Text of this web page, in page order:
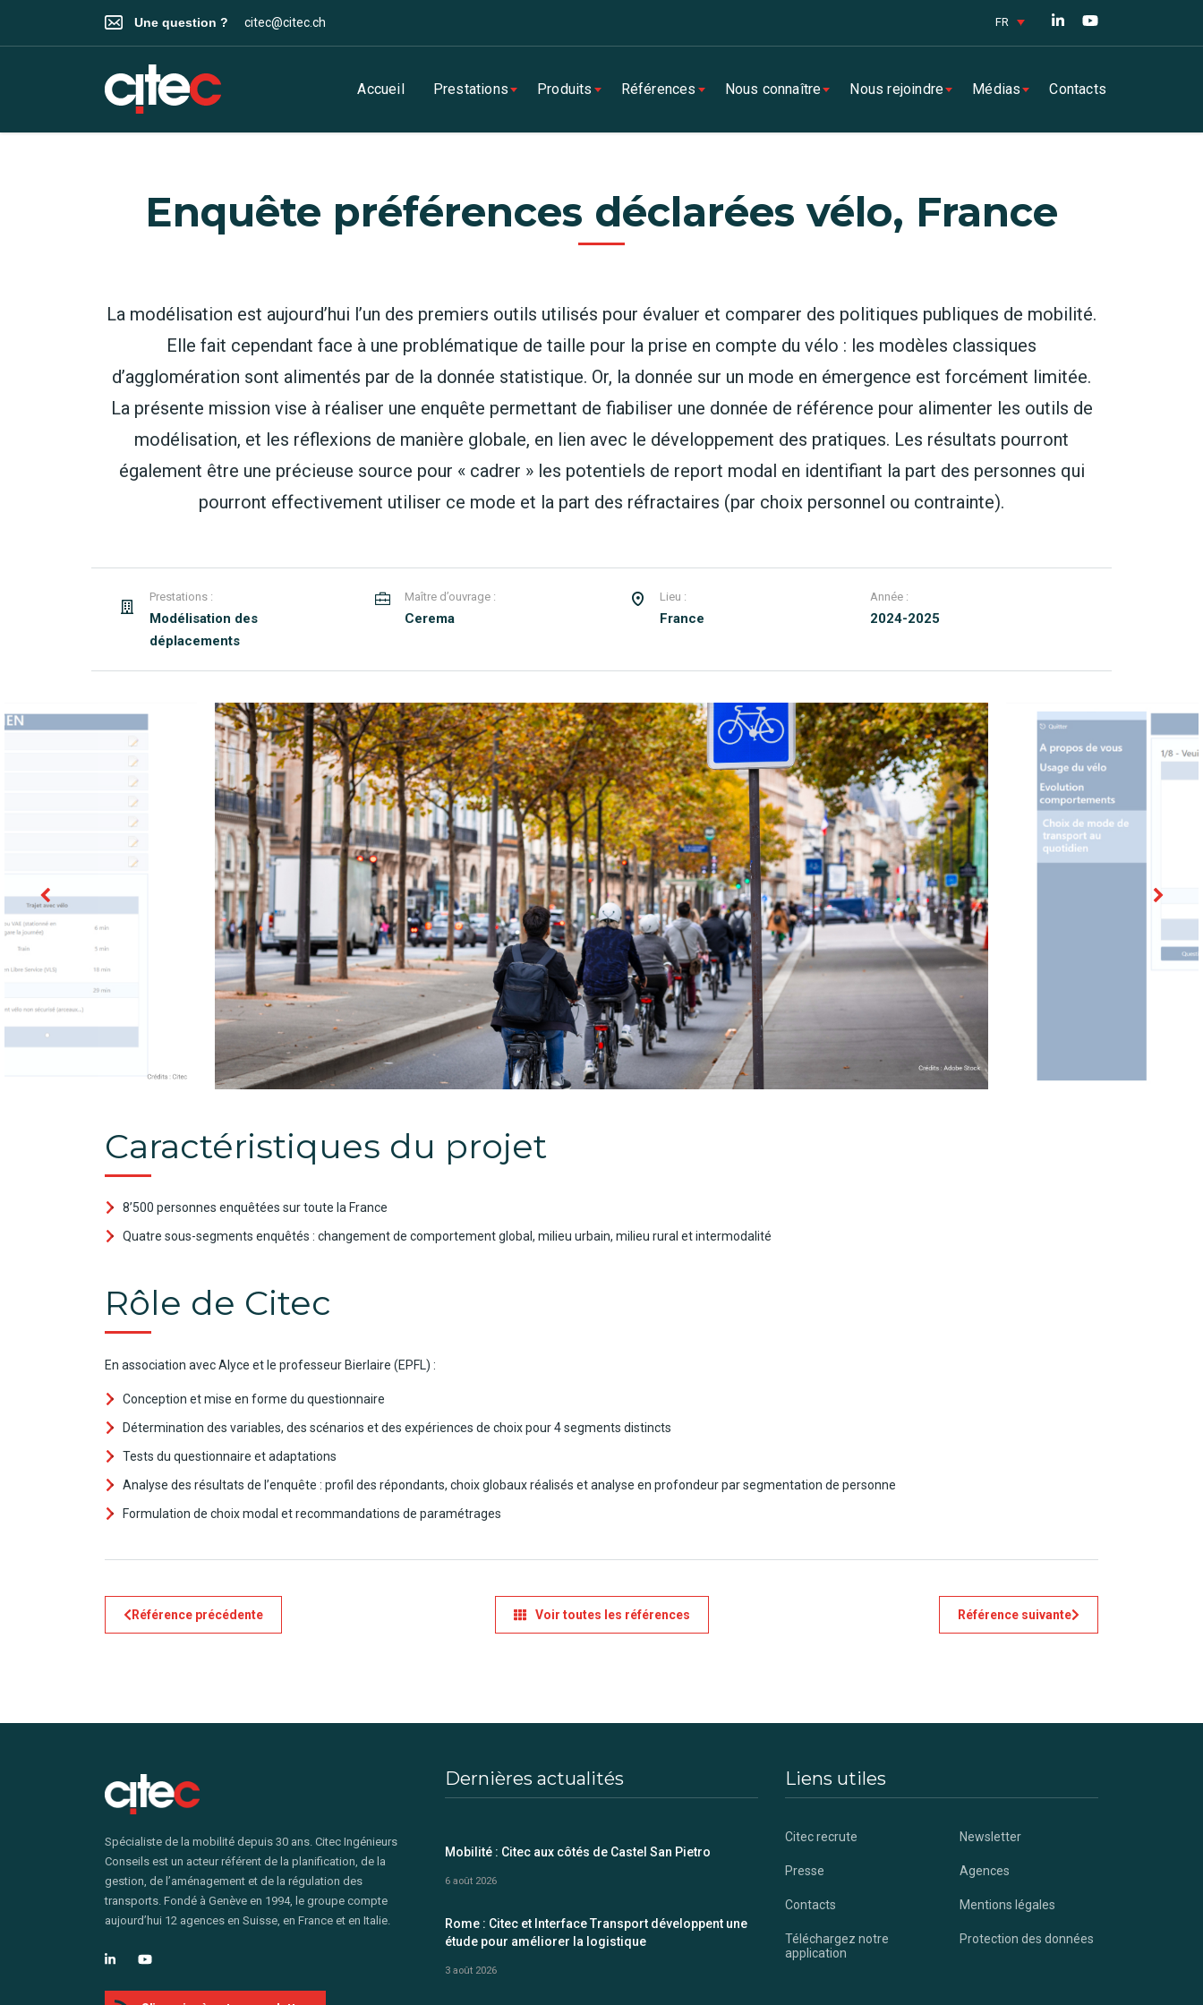
FR
Une question ? citec@citec.ch
Accueil Prestations Produits Références Nous connaître Nous rejoindre Médias Contacts
Enquête préférences déclarées vélo, France
La modélisation est aujourd’hui l’un des premiers outils utilisés pour évaluer et comparer des politiques publiques de mobilité.
Elle fait cependant face à une problématique de taille pour la prise en compte du vélo : les modèles classiques
d’agglomération sont alimentés par de la donnée statistique. Or, la donnée sur un mode en émergence est forcément limitée.
La présente mission vise à réaliser une enquête permettant de fiabiliser une donnée de référence pour alimenter les outils de
modélisation, et les réflexions de manière globale, en lien avec le développement des pratiques. Les résultats pourront
également être une précieuse source pour « cadrer » les potentiels de report modal en identifiant la part des personnes qui
pourront effectivement utiliser ce mode et la part des réfractaires (par choix personnel ou contrainte).
Prestations :
Modélisation des
déplacements
Maître d’ouvrage :
Cerema
Lieu :
France
Année :
2024-2025
Caractéristiques du projet
8’500 personnes enquêtées sur toute la France
Quatre sous-segments enquêtés : changement de comportement global, milieu urbain, milieu rural et intermodalité
Rôle de Citec
En association avec Alyce et le professeur Bierlaire (EPFL) :
Conception et mise en forme du questionnaire
Détermination des variables, des scénarios et des expériences de choix pour 4 segments distincts
Tests du questionnaire et adaptations
Analyse des résultats de l’enquête : profil des répondants, choix globaux réalisés et analyse en profondeur par segmentation de personne
Formulation de choix modal et recommandations de paramétrages
Référence précédente Voir toutes les références Référence suivante
Spécialiste de la mobilité depuis 30 ans. Citec Ingénieurs
Conseils est un acteur référent de la planification, de la
gestion, de l’aménagement et de la régulation des
transports. Fondé à Genève en 1994, le groupe compte
aujourd’hui 12 agences en Suisse, en France et en Italie.
Dernières actualités
Mobilité : Citec aux côtés de Castel San Pietro
6 août 2026
Rome : Citec et Interface Transport développent une
étude pour améliorer la logistique
3 août 2026
Liens utiles
Citec recrute Newsletter
Presse Agences
Contacts Mentions légales
Téléchargez notre
application
Protection des données